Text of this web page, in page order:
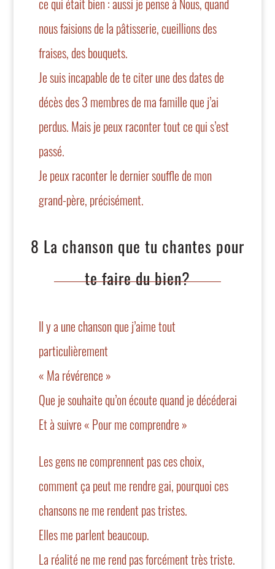
nous faisions de la pâtisserie, cueillions des
fraises, des bouquets.
Je suis incapable de te citer une des dates de
décès des 3 membres de ma famille que j’ai
perdus. Mais je peux raconter tout ce qui s’est
passé.
Je peux raconter le dernier souffle de mon
grand-père, précisément.
8 La chanson que tu chantes pour
te faire du bien?
Il y a une chanson que j’aime tout
particulièrement
« Ma révérence »
Que je souhaite qu’on écoute quand je décéderai
Et à suivre « Pour me comprendre »
Les gens ne comprennent pas ces choix,
comment ça peut me rendre gai, pourquoi ces
chansons ne me rendent pas tristes.
Elles me parlent beaucoup.
La réalité ne me rend pas forcément très triste.